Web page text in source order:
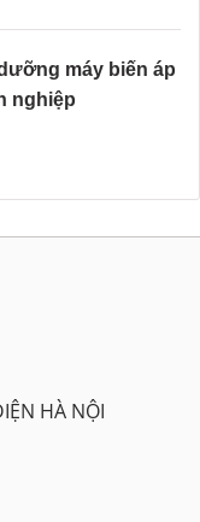
máy biến áp
nghiệp
HÀ NỘI